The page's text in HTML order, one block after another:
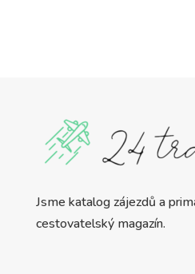
Jsme katalog zájezdů a
cestovatelský magazín.